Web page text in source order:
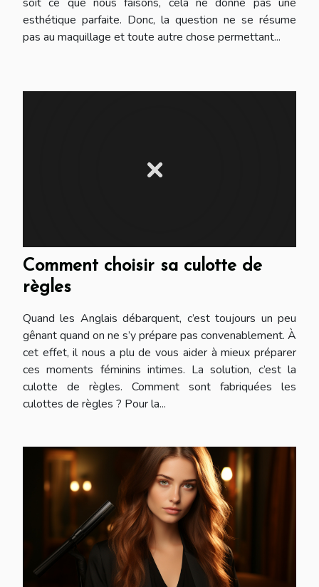
esthétique parfaite. Donc, la question ne se résume
pas au maquillage et toute autre chose permettant...
Comment choisir sa culotte de
règles
Quand les Anglais débarquent, c’est toujours un peu
gênant quand on ne s’y prépare pas convenablement. À
cet effet, il nous a plu de vous aider à mieux préparer
ces moments féminins intimes. La solution, c’est la
culotte de règles. Comment sont fabriquées les
culottes de règles ? Pour la...